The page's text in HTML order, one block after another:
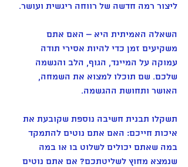
ליצור רמה חדשה של רווחה ריגשית ועושר.
השאלה האמיתית היא – האם אתם
משקיעים זמן כדי להיות אסירי תודה
עמוקה על המיינד, הגוף, הלב והנשמה
שלכם. שם תוכלו למצוא את השמחה,
האושר ותחושת ההגשמה.
תשקלו תבנית חשיבה נוספת שקובעת את
איכות חייכם: האם אתם נוטים להתמקד
במה שאתם יכולים לשלוט בו או במה
שנמצא מחוץ לשליטתכם? אם אתם נוטים